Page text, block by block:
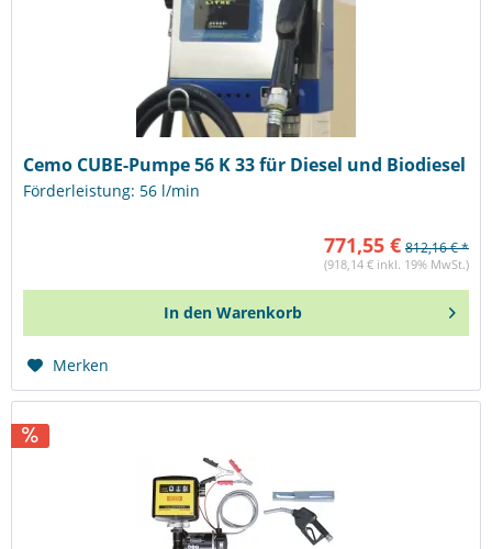
Cemo CUBE-Pumpe 56 K 33 für Diesel und Biodiesel
Förderleistung: 56 l/min
771,55 € 812,16 € *
(918,14 € inkl. 19% MwSt.)
In den Warenkorb
Merken